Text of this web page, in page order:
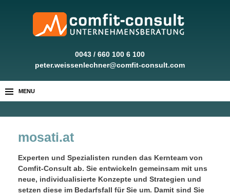
0043 / 660 100 6 100
peter.weissenlechner@comfit-consult.com
MENU
mosati.at
Experten und Spezialisten runden das Kernteam von
Comfit-Consult ab. Sie entwickeln gemeinsam mit uns
neue, individualisierte Konzepte und Strategien und
setzen diese im Bedarfsfall für Sie um. Damit sind Sie